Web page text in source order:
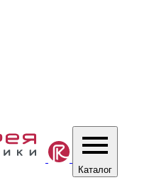
Каталог